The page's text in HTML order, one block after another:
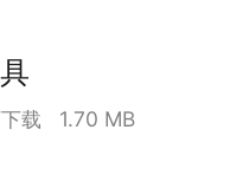
片、截图、连拍等无
的缓存垃圾，彻底释
载 1.70 MB